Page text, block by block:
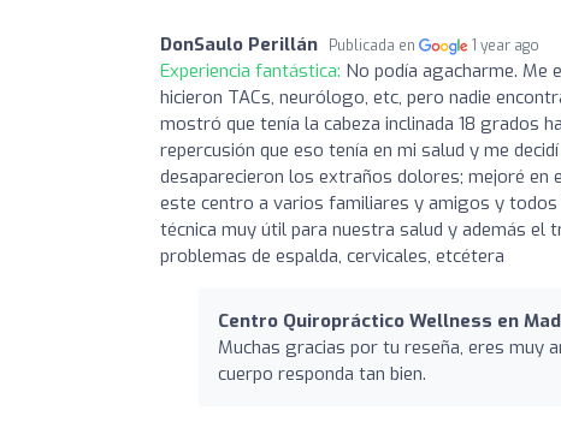
DonSaulo Perillán Publicada en 1 year ago
Experiencia fantástica: No podía agacharme. Me
hicieron TACs, neurólogo, etc, pero nadie
mostró que tenía la cabeza inclinada 18 grados
repercusión que eso tenía en mi salud y me
desaparecieron los extraños dolores; mejoré en
este centro a varios familiares y amigos y todos
técnica muy útil para nuestra salud y además el
problemas de espalda, cervicales, etcétera
Centro Quiropráctico Wellness en
Muchas gracias por tu reseña, eres muy
cuerpo responda tan bien.